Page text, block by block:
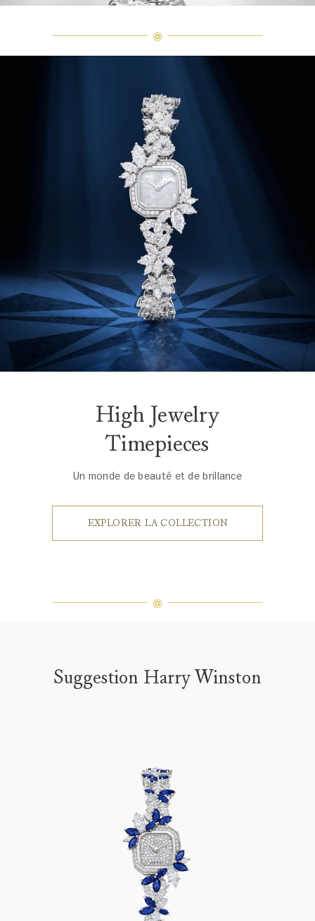
High Jewelry
Timepieces
Un monde de beauté et de brillance
EXPLORER LA COLLECTION
Suggestion Harry Winston